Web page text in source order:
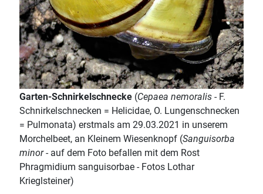
Garten-Schnirkelschnecke (Cepaea nemoralis - F.
Schnirkelschnecken = Helicidae, O. Lungenschnecken
= Pulmonata) erstmals am 29.03.2021 in unserem
Morchelbeet, an Kleinem Wiesenknopf (Sanguisorba
minor- auf dem Foto befallen mit dem Rost
Phragmidium sanguisorbae - Fotos Lothar
Krieglsteiner)